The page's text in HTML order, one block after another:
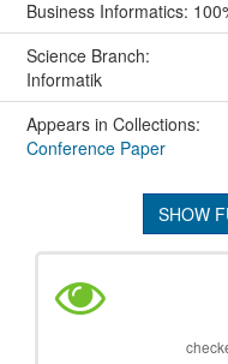
Business Informatics:
Science Branch:
Informatik
Appears in Collections:
Conference Paper
SHOW